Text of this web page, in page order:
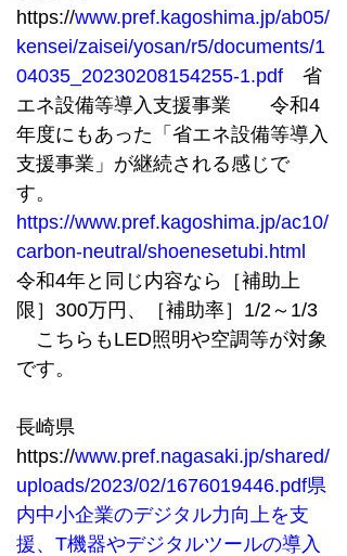
https://www.pref.kagoshima.jp/ab05/
kensei/zaisei/yosan/r5/documents/1
04035_20230208154255-1.pdf 省
エネ設備等導入支援事業　　令和4
年度にもあった「省エネ設備等導入
支援事業」が継続される感じで
す。
https://www.pref.kagoshima.jp/ac10/
carbon-neutral/shoenesetubi.html
令和4年と同じ内容なら［補助上
限］300万円、［補助率］1/2～1/3
こちらもLED照明や空調等が対象
です。
長崎県
https://www.pref.nagasaki.jp/shared/
uploads/2023/02/1676019446.pdf県
内中小企業のデジタル力向上を支
援、T機器やデジタルツールの導入